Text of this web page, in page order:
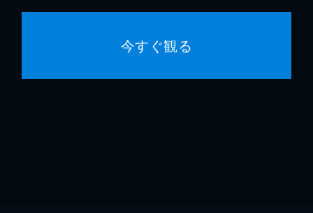
今すぐ観る